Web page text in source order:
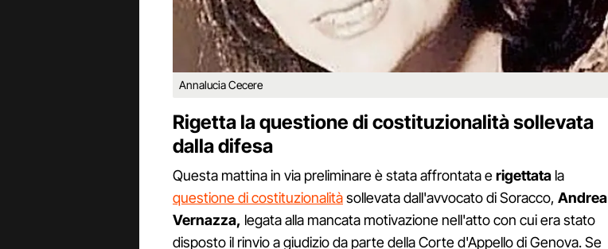
Annalucia Cecere
Rigetta la questione di costituzionalità sollevata
dalla difesa
Questa mattina in via preliminare è stata affrontata erigettata la
questione di costituzionalitàsollevata dall'avvocato di Soracco, Andrea
Vernazza, legata alla mancata motivazione nell'atto con cui era stato
disposto il rinvio a giudizio da parte della Corte d'Appello di Genova. Se